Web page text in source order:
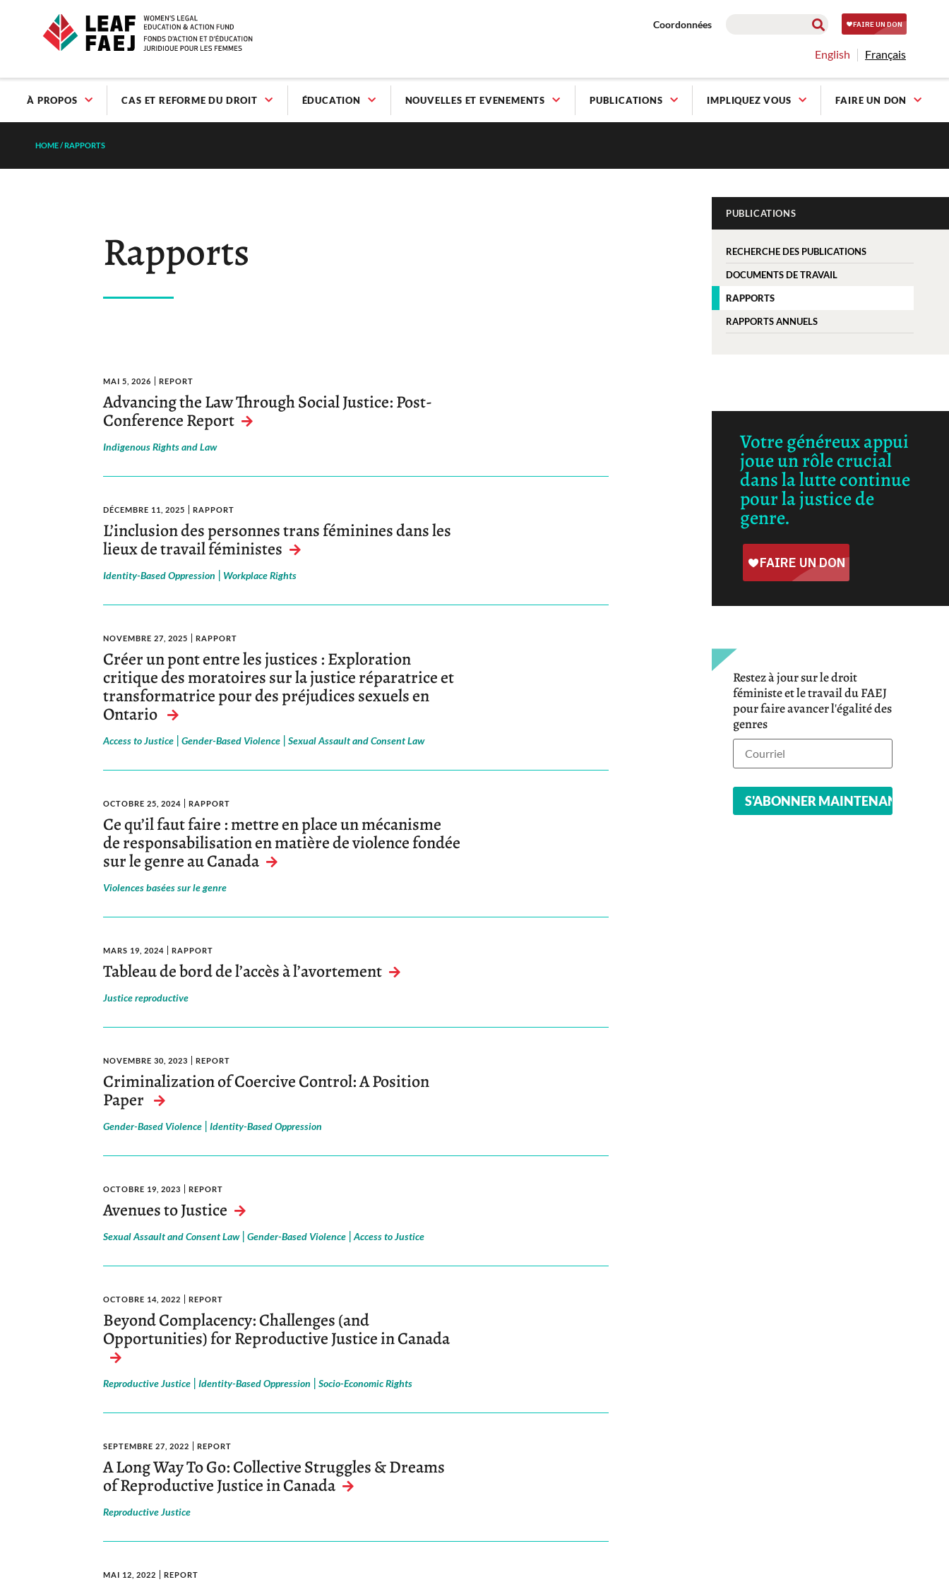
Coordonnées
English Français
À PROPOS CAS ET REFORME DU DROIT ÉDUCATION NOUVELLES ET EVENEMENTS PUBLICATIONS IMPLIQUEZ VOUS FAIRE UN DON
HOME/RAPPORTS
Rapports
MAI 5, 2026 REPORT
Advancing the Law Through Social Justice: Post-
Conference Report
Indigenous Rights and Law
DÉCEMBRE 11, 2025 RAPPORT
L’inclusion des personnes trans féminines dans les
lieux de travail féministes
Identity-Based Oppression | Workplace Rights
NOVEMBRE 27, 2025 RAPPORT
Créer un pont entre les justices : Exploration
critique des moratoires sur la justice réparatrice et
transformatrice pour des préjudices sexuels en
Ontario
Access to Justice |Gender-Based Violence |Sexual Assault and Consent Law
OCTOBRE 25, 2024 RAPPORT
Ce qu’il faut faire : mettre en place un mécanisme
de responsabilisation en matière de violence fondée
sur le genre au Canada
Violences basées sur le genre
MARS 19, 2024 RAPPORT
Tableau de bord de l’accès à l’avortement
Justice reproductive
NOVEMBRE 30, 2023 REPORT
Criminalization of Coercive Control: A Position
Paper
Gender-Based Violence |Identity-Based Oppression
OCTOBRE 19, 2023 REPORT
Avenues to Justice
Sexual Assault and Consent Law|Gender-Based Violence |Access to Justice
OCTOBRE 14, 2022 REPORT
Beyond Complacency: Challenges (and
Opportunities) for Reproductive Justice in Canada
Reproductive Justice |Identity-Based Oppression |Socio-Economic Rights
SEPTEMBRE 27, 2022 REPORT
A Long Way To Go: Collective Struggles & Dreams
of Reproductive Justice in Canada
Reproductive Justice
MAI 12, 2022 REPORT
PUBLICATIONS
RECHERCHE DES PUBLICATIONS
DOCUMENTS DE TRAVAIL
RAPPORTS
RAPPORTS ANNUELS
Votre généreux appui
joue un rôle crucial
dans la lutte continue
pour la justice de
genre.
Restez à jour sur le droit
féministe et le travail du FAEJ
pour faire avancer l'égalité des
genres